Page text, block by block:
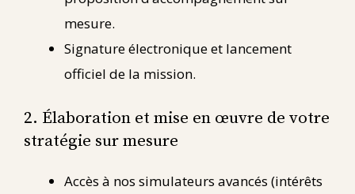
mesure.
Signature électronique et lancement
officiel de la mission.
2. Élaboration et mise en œuvre de votre
stratégie sur mesure
Accès à nos simulateurs avancés (intérêts